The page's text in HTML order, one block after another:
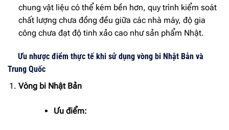
chung vật liệu có thể kém bền hơn, quy trình kiểm soát
chất lượng chưa đồng đều giữa các nhà máy, độ gia
công chưa đạt độ tinh xảo cao như sản phẩm Nhật.
Ưu nhược điểm thực tế khi sử dụng vòng bi Nhật Bản và
Trung Quốc
Vòng bi Nhật Bản
Ưu điểm: